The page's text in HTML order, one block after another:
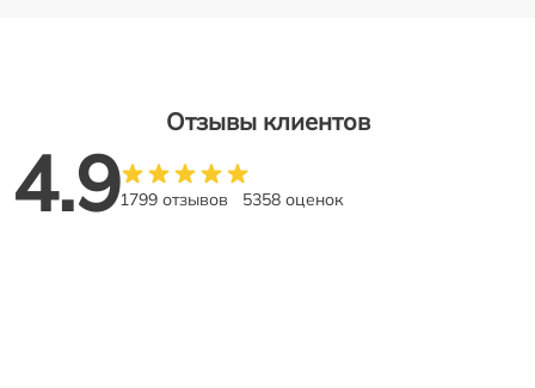
Отзывы клиентов
4.91799 отзывов 5358 оценок